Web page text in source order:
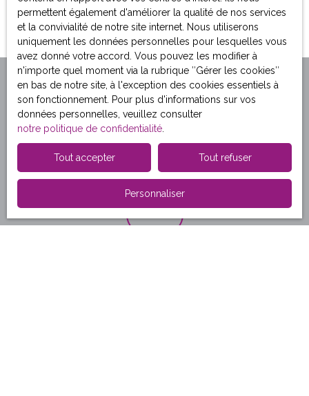
Terrain à bâtir clos et non viabilisé d'une surface d'environ
1618 m². Certificat d'urbanisme ok. A découvrir avec François
TABERNER-RADO enregistré au RCS de SOISSONS sous le
numéro 89853856600016 à contacter au 06. 47. 48. 60. 85.
Acheter / Louer avec
IMMOBILYS SOISSONS
permettent également d'améliorer la qualité de nos services
et la convivialité de notre site internet. Nous utiliserons
uniquement les données personnelles pour lesquelles vous
avez donné votre accord. Vous pouvez les modifier à
n'importe quel moment via la rubrique ″Gérer les cookies″
en bas de notre site, à l'exception des cookies essentiels à
son fonctionnement. Pour plus d'informations sur vos
données personnelles, veuillez consulter
notre politique de confidentialité
Tout accepter Tout refuser
Personnaliser